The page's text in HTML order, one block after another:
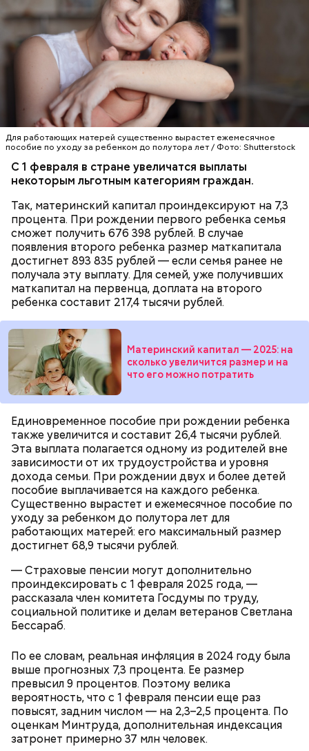
Для работающих матерей существенно вырастет ежемесячное
пособие по уходу за ребенком до полутора лет / Фото: Shutterstock
С 1 февраля в стране увеличатся выплаты
некоторым льготным категориям граждан.
Так, материнский капитал проиндексируют на 7,3
процента. При рождении первого ребенка семья
сможет получить 676 398 рублей. В случае
появления второго ребенка размер маткапитала
достигнет 893 835 рублей — если семья ранее не
получала эту выплату. Для семей, уже получивших
маткапитал на первенца, доплата на второго
ребенка составит 217,4 тысячи рублей.
Материнский капитал — 2025: на
сколько увеличится размер и на
что его можно потратить
Единовременное пособие при рождении ребенка
также увеличится и составит 26,4 тысячи рублей.
Эта выплата полагается одному из родителей вне
зависимости от их трудоустройства и уровня
дохода семьи. При рождении двух и более детей
пособие выплачивается на каждого ребенка.
Существенно вырастет и ежемесячное пособие по
уходу за ребенком до полутора лет для
работающих матерей: его максимальный размер
достигнет 68,9 тысячи рублей.
— Страховые пенсии могут дополнительно
проиндексировать с 1 февраля 2025 года, —
рассказала член комитета Госдумы по труду,
социальной политике и делам ветеранов Светлана
Бессараб.
По ее словам, реальная инфляция в 2024 году была
выше прогнозных 7,3 процента. Ее размер
превысил 9 процентов. Поэтому велика
вероятность, что с 1 февраля пенсии еще раз
повысят, задним числом — на 2,3–2,5 процента. По
оценкам Минтруда, дополнительная индексация
затронет примерно 37 млн человек.
Ингредиенты:
кабачок;
растительное масло;
помидоры черри либо грунтовые.
— Кабачки нужно натереть длинными слайсами
(это можно сделать на специальной терке),
похожими на спагетти, и уложить в противень.
Дальше нужно добавить немного растительного
масла, соль, а сверху бросить хаотично
порезанную брынзу. Затем добавляются помидоры
черри или грунтовые, — рассказал шеф-повар.
Ранние плоды, по словам врача, лучше не есть:
беременным, кормящим женщинам;
людям с ослабленной иммунной системой;
пожилым;
детям.
— Там может содержаться огромное количество
нитратов, которое вызовет головокружение,
гипоксию и ухудшение физического состояния, —
предостерегла Соломатина.
собеседница «ВМ».